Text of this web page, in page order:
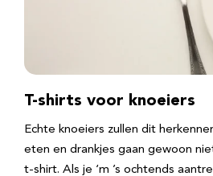
T-shirts voor knoeiers
Echte knoeiers zullen dit
eten en drankjes gaan gewoon
t-shirt. Als je ‘m ’s ochtends